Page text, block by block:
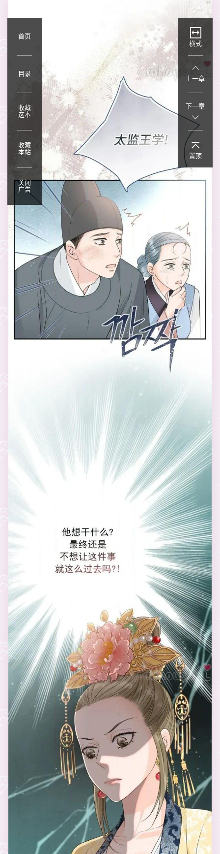
首页
目录
收藏
这本
收藏
本站
关闭
广告
横式
上一章
下一章
置顶